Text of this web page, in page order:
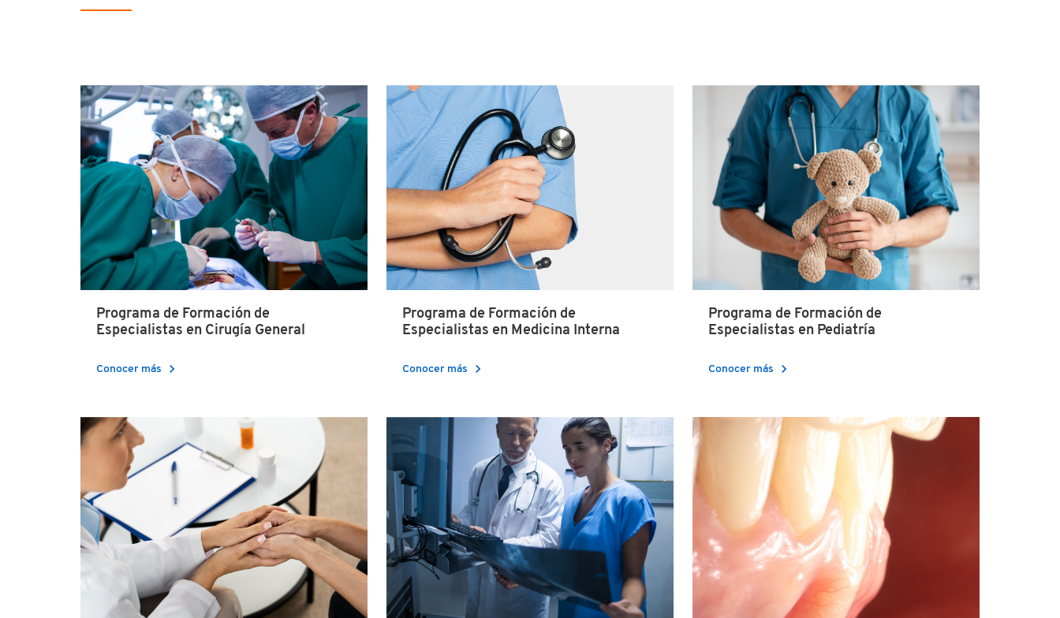
Programa de Formación de
Especialistas en Cirugía General
Conocer más chevron_right
Programa de Formación de
Especialistas en Medicina Interna
Conocer más chevron_right
Programa de Formación de
Especialistas en Pediatría
Conocer más chevron_right